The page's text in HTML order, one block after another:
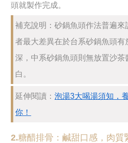
頭就製作完成。
補充說明：砂鍋魚頭作法普遍來
者最大差異在於台系砂鍋魚頭有
深，中系砂鍋魚頭則無放置沙茶
白。
延伸閱讀：泡湯3大喝湯須知，
你！
2.糖醋排骨：鹹甜口感，肉質